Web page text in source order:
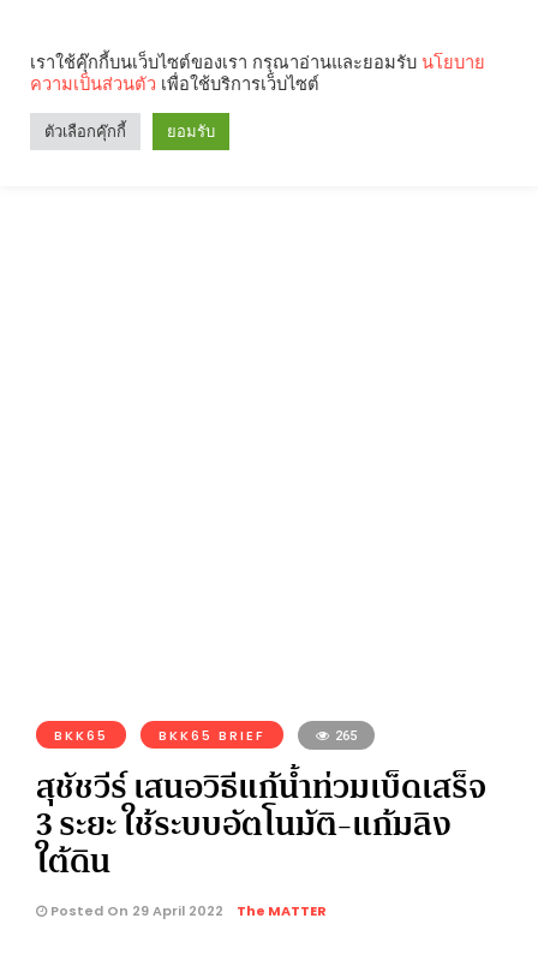
BKK65 BKK65 BRIEF 265
สุชัชวีร์ เสนอวิธีแก้น้ำท่วมเบ็ดเสร็จ
3 ระยะ ใช้ระบบอัตโนมัติ-แก้มลิง
ใต้ดิน
Posted On 29 April 2022 The MATTER
เราใช้คุ๊กกี้บนเว็บไซต์ของเรา กรุณาอ่านและยอมรับ นโยบาย
ความเป็นส่วนตัว เพื่อใช้บริการเว็บไซต์
ตัวเลือกคุ๊กกี้ ยอมรับ